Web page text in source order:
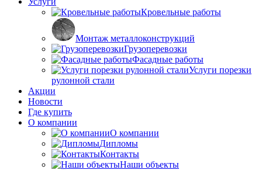
Кровельные работы
Монтаж металлоконструкций
Грузоперевозки
Фасадные работы
Услуги порезки
рулонной стали
Акции
Новости
Где купить
О компании
О компании
Дипломы
Контакты
Наши объекты